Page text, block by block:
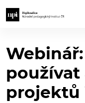
používat
projektů